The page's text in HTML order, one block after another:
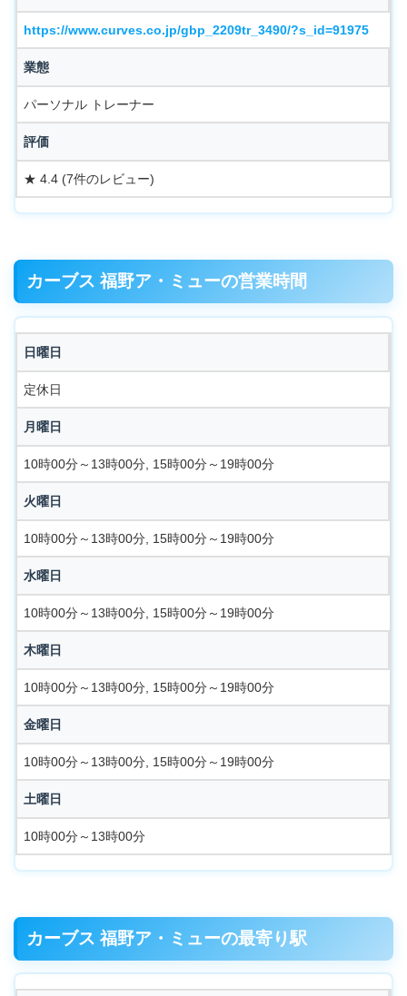
https://www.curves.co.jp/gbp_2209tr_3490/?s_id=91975
業態
パーソナル トレーナー
評価
★ 4.4 (7件のレビュー)
カーブス 福野ア・ミューの営業時間
日曜日
定休日
月曜日
10時00分～13時00分, 15時00分～19時00分
火曜日
10時00分～13時00分, 15時00分～19時00分
水曜日
10時00分～13時00分, 15時00分～19時00分
木曜日
10時00分～13時00分, 15時00分～19時00分
金曜日
10時00分～13時00分, 15時00分～19時00分
土曜日
10時00分～13時00分
カーブス 福野ア・ミューの最寄り駅